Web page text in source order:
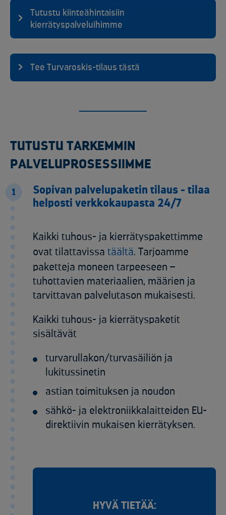
Tutustu kiinteähintaisiin
kierrätyspalveluihimme
Tee Turvaroskis-tilaus tästä
TUTUSTU TARKEMMIN
PALVELUPROSESSIIMME
1
Sopivan palvelupaketin tilaus​ - tilaa
helposti verkkokaupasta 24/7​
Kaikki tuhous- ja kierrätyspakettimme
ovat tilattavissa täältä. Tarjoamme
paketteja moneen tarpeeseen –
tuhottavien materiaalien, määrien ja
tarvittavan palvelutason mukaisesti. ​
​Kaikki tuhous- ja kierrätyspaketit
sisältävät​
turvarullakon/turvasäiliön ja
lukitussinetin​
astian toimituksen ja noudon​
sähkö- ja elektroniikkalaitteiden EU-
direktiivin mukaisen kierrätyksen.
HYVÄ TIETÄÄ: